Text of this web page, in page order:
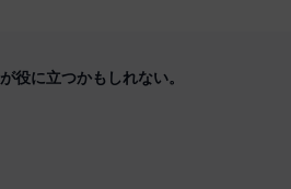
役に立つかもしれない。